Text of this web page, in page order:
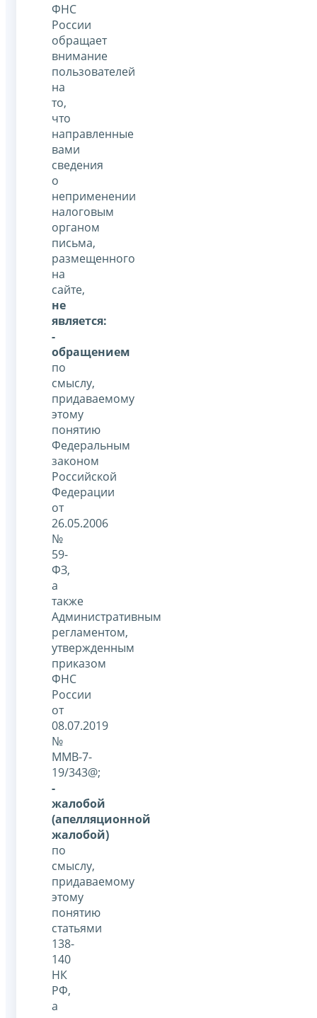
ФНС
России
обращает
внимание
пользователей
на
то,
что
направленные
вами
сведения
о
неприменении
налоговым
органом
письма,
размещенного
на
сайте,
не
является:
-
обращением
по
смыслу,
придаваемому
этому
понятию
Федеральным
законом
Российской
Федерации
от
26.05.2006
№
59-
ФЗ,
а
также
Административным
регламентом,
утвержденным
приказом
ФНС
России
от
08.07.2019
№
ММВ-7-
19/343@;
-
жалобой
(апелляционной
жалобой)
по
смыслу,
придаваемому
этому
понятию
статьями
138-
140
НК
РФ,
а